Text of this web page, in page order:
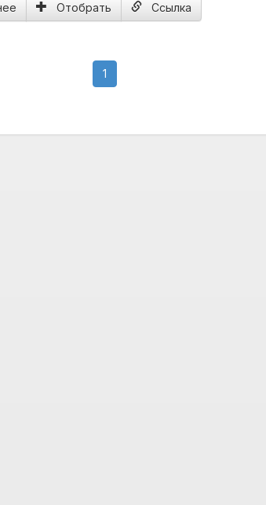
Отобрать Ссылка
1(current)